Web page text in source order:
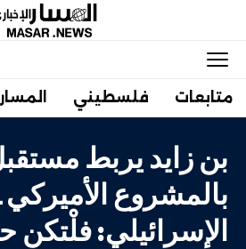
متابعات فلسطيني المسار
بن زايد يربط
بالمشروع الأميركي
الإسرائيلي: فلْتكن